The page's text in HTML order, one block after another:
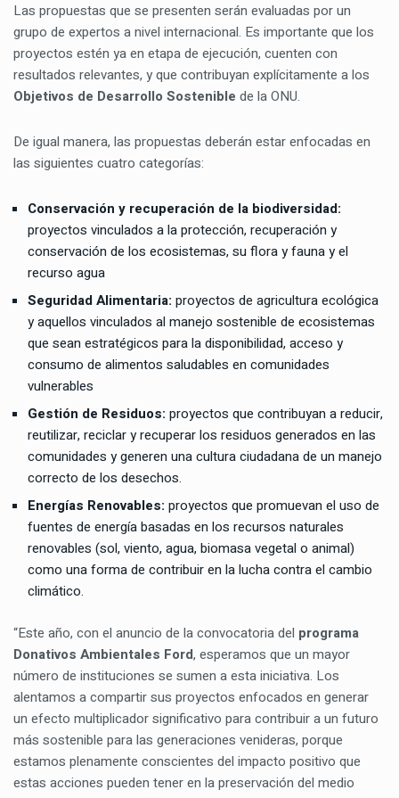
Las propuestas que se presenten serán evaluadas por un
grupo de expertos a nivel internacional. Es importante que los
proyectos estén ya en etapa de ejecución, cuenten con
resultados relevantes, y que contribuyan explícitamente a los
Objetivos de Desarrollo Sostenible de la ONU.
De igual manera, las propuestas deberán estar enfocadas en
las siguientes cuatro categorías:
Conservación y recuperación de la biodiversidad:
proyectos vinculados a la protección, recuperación y
conservación de los ecosistemas, su flora y fauna y el
recurso agua
Seguridad Alimentaria: proyectos de agricultura ecológica
y aquellos vinculados al manejo sostenible de ecosistemas
que sean estratégicos para la disponibilidad, acceso y
consumo de alimentos saludables en comunidades
vulnerables
Gestión de Residuos: proyectos que contribuyan a reducir,
reutilizar, reciclar y recuperar los residuos generados en las
comunidades y generen una cultura ciudadana de un manejo
correcto de los desechos.
Energías Renovables: proyectos que promuevan el uso de
fuentes de energía basadas en los recursos naturales
renovables (sol, viento, agua, biomasa vegetal o animal)
como una forma de contribuir en la lucha contra el cambio
climático.
“Este año, con el anuncio de la convocatoria del programa
Donativos Ambientales Ford, esperamos que un mayor
número de instituciones se sumen a esta iniciativa. Los
alentamos a compartir sus proyectos enfocados en generar
un efecto multiplicador significativo para contribuir a un futuro
más sostenible para las generaciones venideras, porque
estamos plenamente conscientes del impacto positivo que
estas acciones pueden tener en la preservación del medio